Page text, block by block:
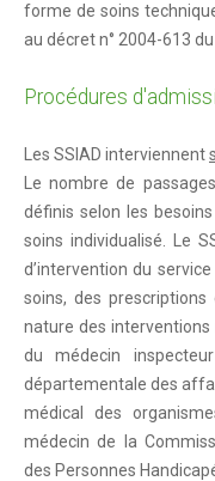
Reflets 2018
Reflets 2017
Actualités
En image
Venir à Saint
Plan d'accès
forme de soins
au décret n° 2004-613
Procédures
Les SSIAD interviennent
Le nombre de
définis selon les
soins individualisé. Le
d’intervention du
soins, des
nature des interventions
du médecin
départementale des
médical des
médecin de la
des Personnes